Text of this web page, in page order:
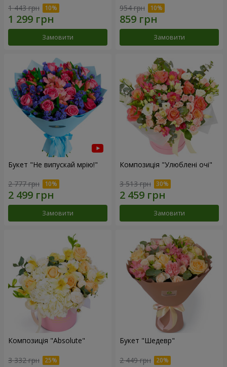
1 443 грн
Замовити
954 грн
Замовити
Букет "Не випускай мрію!"
2 777 грн
Замовити
Композиція "Улюблені очі"
3 513 грн
Замовити
Композиція "Absolute"
3 332 грн
Букет "Шедевр"
2 449 грн